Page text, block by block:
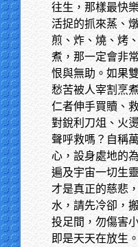
往生，那樣最快
活捉的抓來蒸、
煎、炸、燒、烤
煮，那一定會非
恨與無助。如果
愁苦被人宰割烹
仁者伸手買贖、
對銳利刀俎、火
聲呼救嗎？自稱
心，設身處地的
遍及宇宙一切生
才是真正的慈悲
水，請先冷卻，
投足間，勿傷害
即是天天在放生。